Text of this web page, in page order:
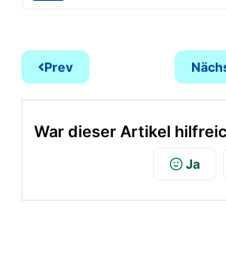
Prev
War dieser Artikel
Ja